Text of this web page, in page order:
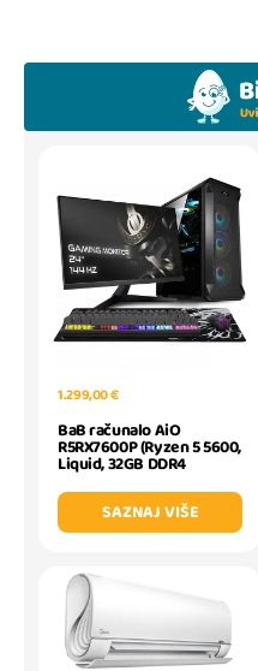
1.299,00 €
BaB računalo AiO
R5RX7600P (Ryzen 5 5600,
Liquid, 32GB DDR4
SAZNAJ VIŠE